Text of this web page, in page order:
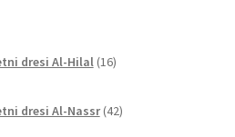
dresi Al-Hilal 16izdelkov
dresi Al-Nassr 42izdelkov